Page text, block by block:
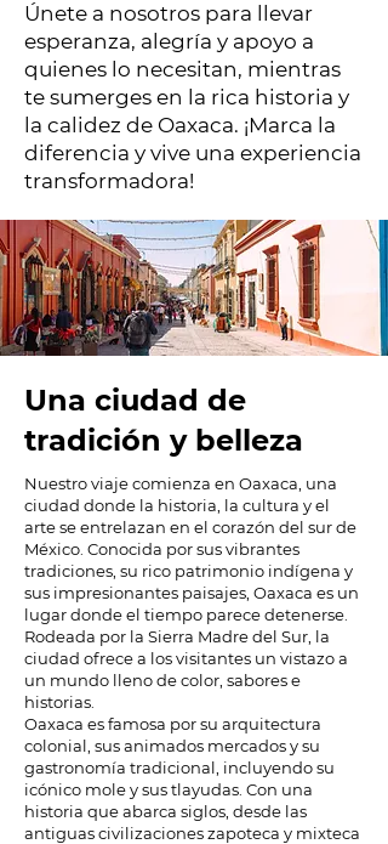
Únete a nosotros para llevar
esperanza, alegría y apoyo a
quienes lo necesitan, mientras
te sumerges en la rica historia y
la calidez de Oaxaca. ¡Marca la
diferencia y vive una experiencia
transformadora!
Una ciudad de
tradición y belleza
Nuestro viaje comienza en Oaxaca, una
ciudad donde la historia, la cultura y el
arte se entrelazan en el corazón del sur de
México. Conocida por sus vibrantes
tradiciones, su rico patrimonio indígena y
sus impresionantes paisajes, Oaxaca es un
lugar donde el tiempo parece detenerse.
Rodeada por la Sierra Madre del Sur, la
ciudad ofrece a los visitantes un vistazo a
un mundo lleno de color, sabores e
historias.
Oaxaca es famosa por su arquitectura
colonial, sus animados mercados y su
gastronomía tradicional, incluyendo su
icónico mole y sus tlayudas. Con una
historia que abarca siglos, desde las
antiguas civilizaciones zapoteca y mixteca